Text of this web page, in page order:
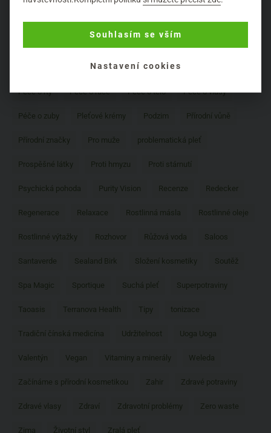
Péče o nehty Péče o nohy
Péče o rty Péče o ruce Péče o tělo Péče o vlasy
Péče o zuby Pleťové krémy Podzim Přírodní vůně
Přírodní značky Pro muže problematická pleť
Prospěšné látky Proti hmyzu Proti stárnutí
Psychická pohoda Purity Vision Recenze Redecker
Regenerace Relaxace Rostlinná másla Rostlinné oleje
Rostlinné výtažky Rozhovor Růžová voda Saloos
Santaverde Sealand Birk Složení kosmetiky Soutěž
Spa Magic Sportique Suchá pleť Superpotraviny
Taoasis Terranova Health Tipy tonizace
Tradiční čínská medicína Udržitelnost Uoga Uoga
Valentýn Vegan Vitaminy a minerály Weleda
Začínáme s přírodní kosmetikou Zahir Zdravé potraviny
Zdravé vlasy Zdraví Zdravotní problémy Zero waste
Zima Životní styl Zralá pleť
Souhlasím se vším
Nastavení cookies